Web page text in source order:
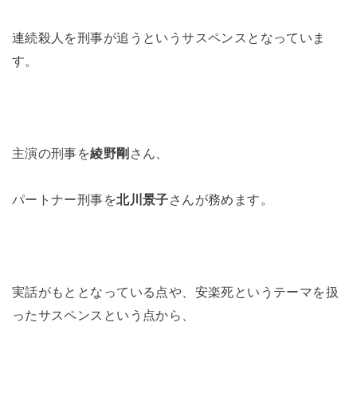
連続殺人を刑事が追うというサスペンスとなっていま
す。
主演の刑事を綾野剛 さん、
パートナー刑事を北川景子さんが務めます。
実話がもととなっている点や、安楽死というテーマを扱
ったサスペンスという点から、